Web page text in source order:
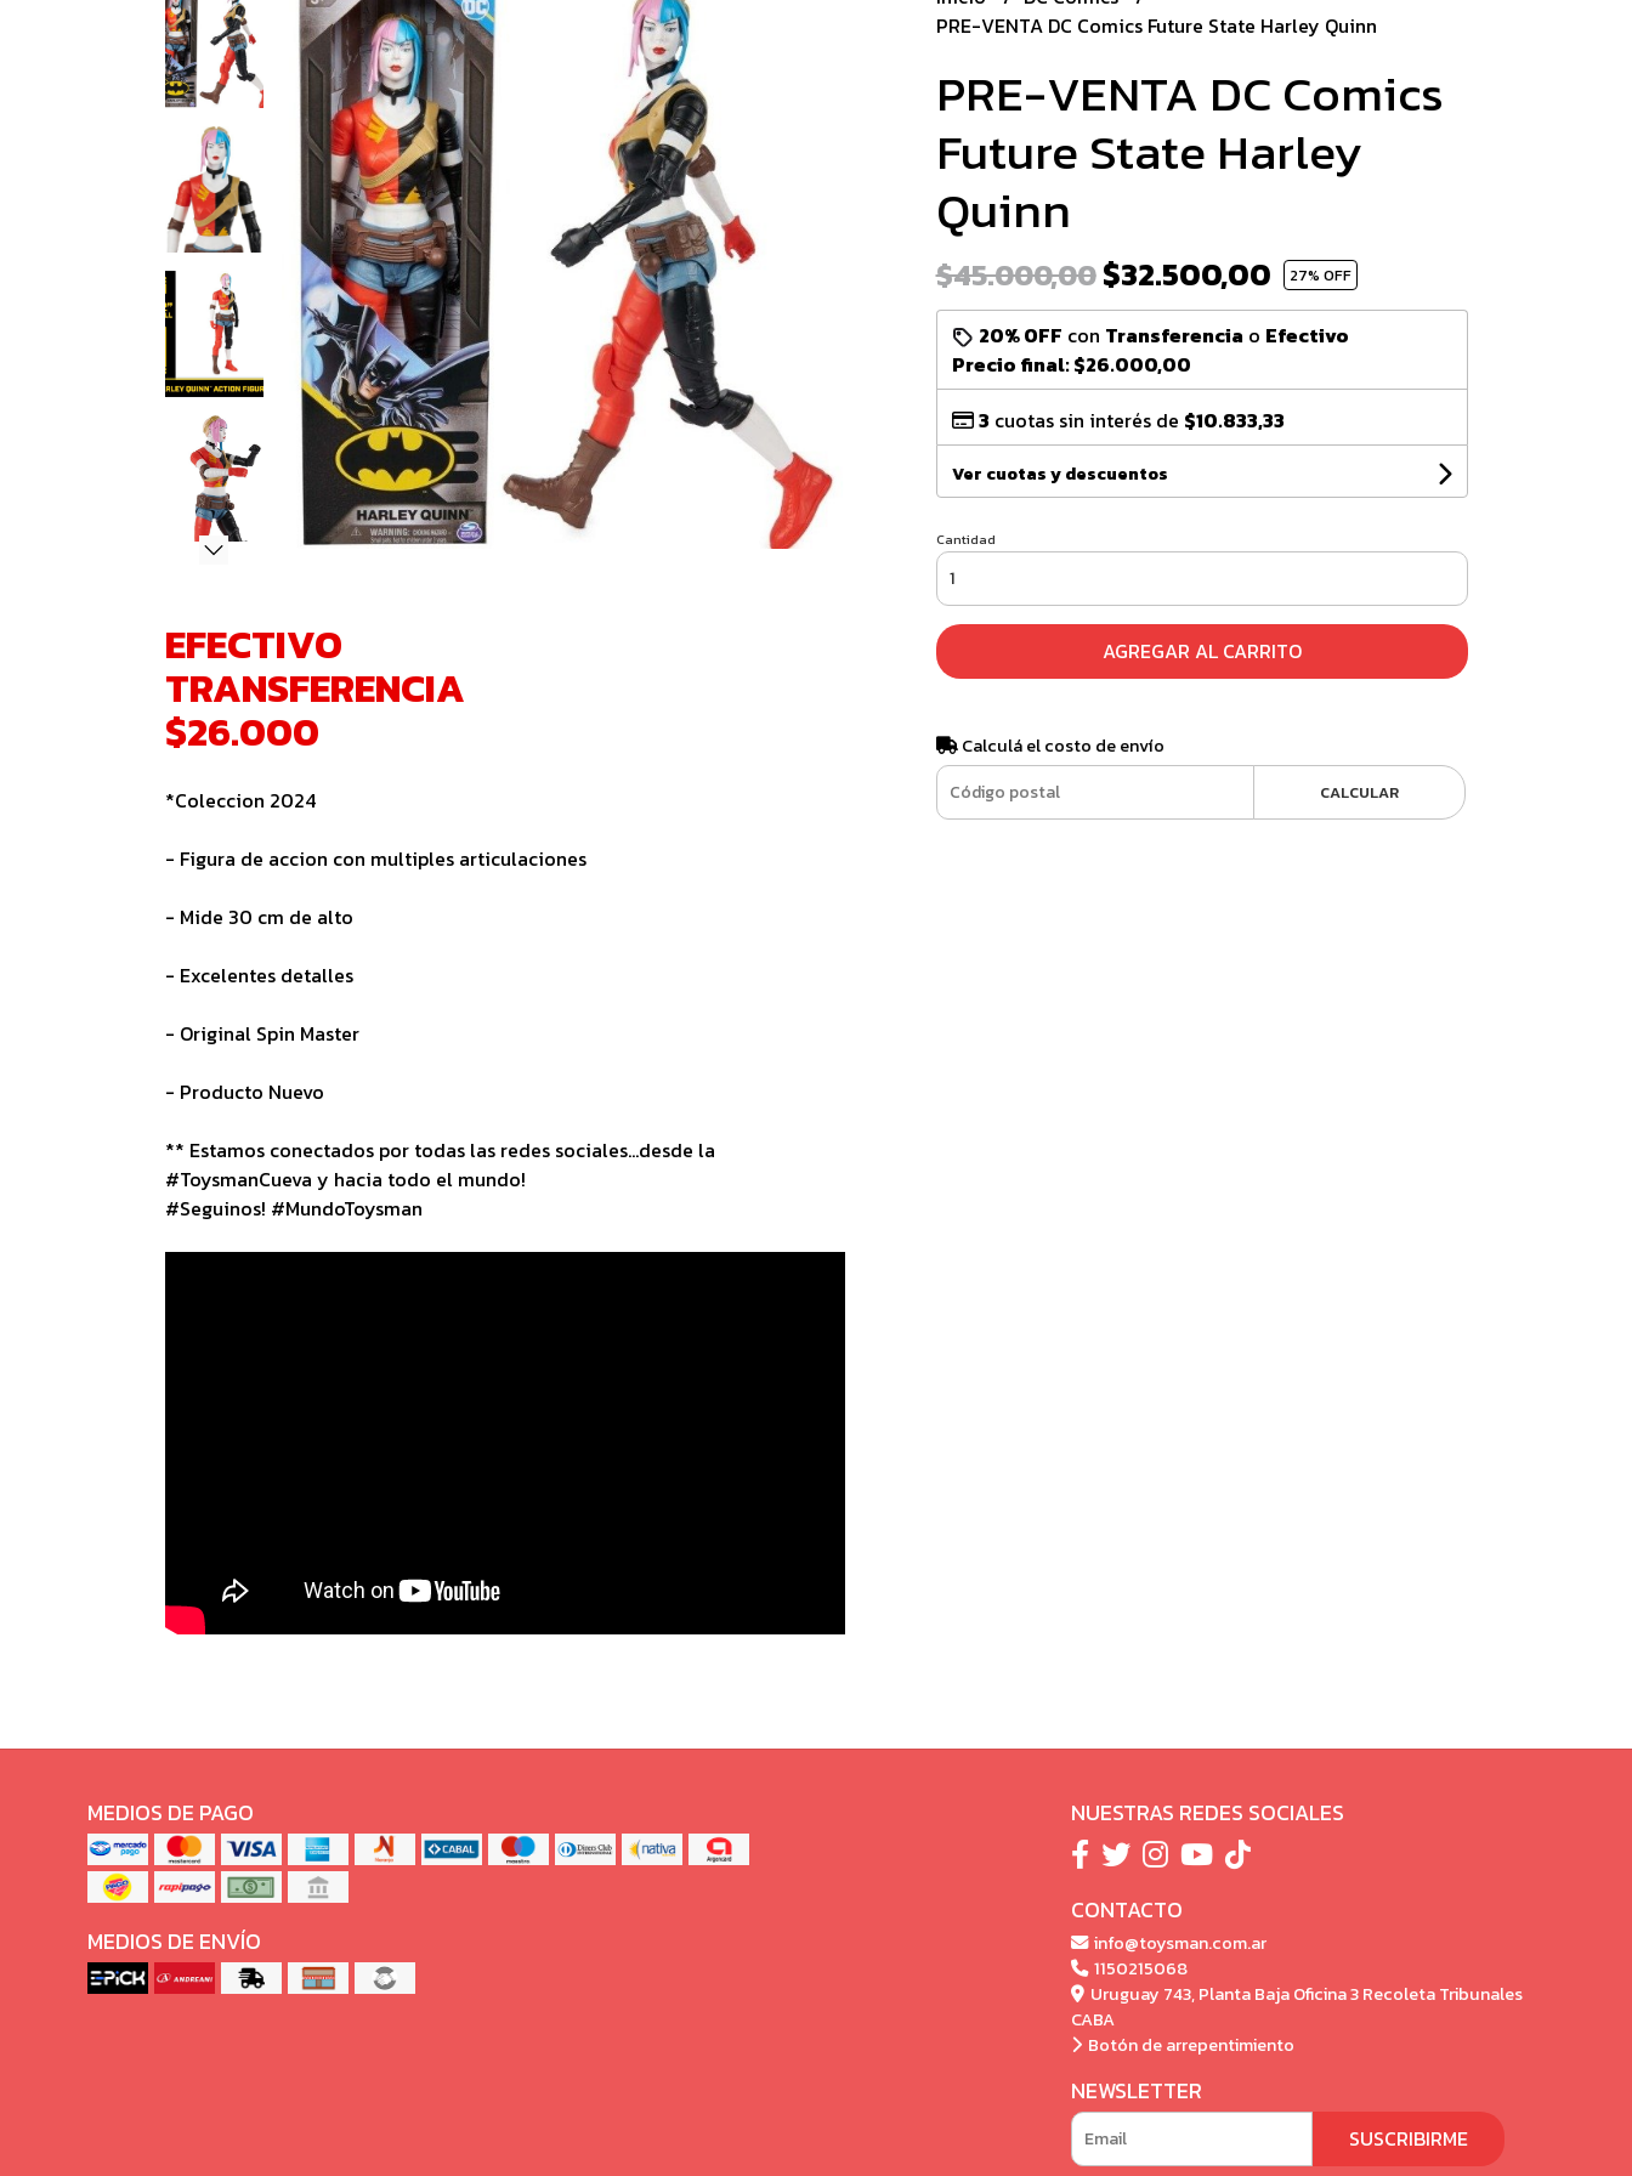
EFECTIVO
TRANSFERENCIA
$26.000
*Coleccion 2024
- Figura de accion con multiples articulaciones
- Mide 30 cm de alto
- Excelentes detalles
- Original Spin Master
- Producto Nuevo
** Estamos conectados por todas las redes sociales...desde la
#ToysmanCueva y hacia todo el mundo!
#Seguinos! #MundoToysman
PRE-VENTA DC Comics Future State Harley Quinn
PRE-VENTA DC Comics
Future State Harley
Quinn
$45.000,00$32.500,00 27% OFF
20% OFF con Transferencia o Efectivo
Precio final:$26.000,00
3 cuotas sin interés de $10.833,33
Ver cuotas y descuentos
Cantidad
AGREGAR AL CARRITO
Calculá el costo de envío
CALCULAR
MEDIOS DE PAGO
MEDIOS DE ENVÍO
NUESTRAS REDES SOCIALES
CONTACTO
info@toysman.com.ar
1150215068
Uruguay 743, Planta Baja Oficina 3 Recoleta Tribunales
CABA
Botón de arrepentimiento
NEWSLETTER
SUSCRIBIRME